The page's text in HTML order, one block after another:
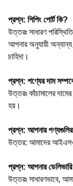
প্রশ্ন: শিপিং পোর্ট কি?
উত্তরঃ সাধারণ
আপনার অনুযায়ী অন্যান্য
চাহিদা।
প্রশ্ন: পণ্যের দাম
উত্তরঃ কাঁচামালের
হয়।
প্রশ্ন: আপনার পণ্যগুলির
উত্তর: আমাদের আইএসও
প্রশ্ন: আপনার
উত্তরঃ সাধারণভাবে,